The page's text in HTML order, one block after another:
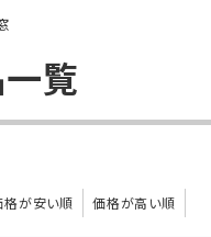
90×205
アファイル印刷サービス
覧
格が安い順 価格が高い順